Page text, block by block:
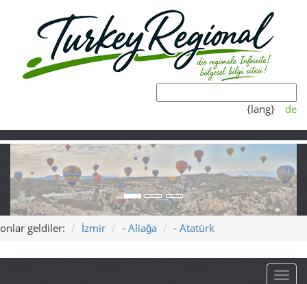
{lang} de
onlar geldiler: İzmir - Aliağa - Atatürk